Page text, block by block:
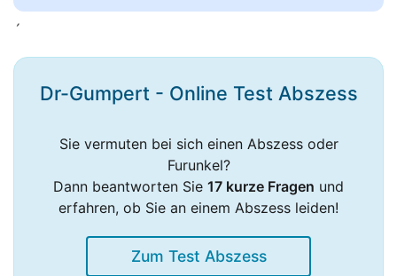
´
Dr-Gumpert - Online Test Abszess
Sie vermuten bei sich einen Abszess oder
Furunkel?
Dann beantworten Sie 17 kurze Fragen und
erfahren, ob Sie an einem Abszess leiden!
Zum Test Abszess